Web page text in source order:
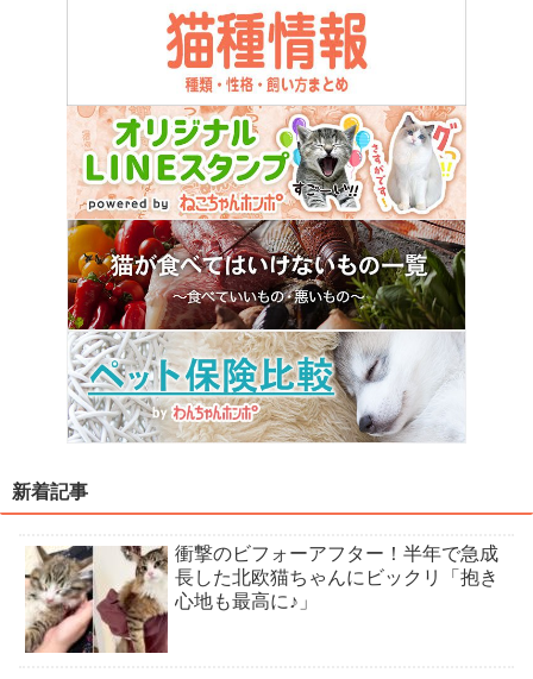
新着記事
衝撃のビフォーアフター！半年で急成
長した北欧猫ちゃんにビックリ「抱き
心地も最高に♪」